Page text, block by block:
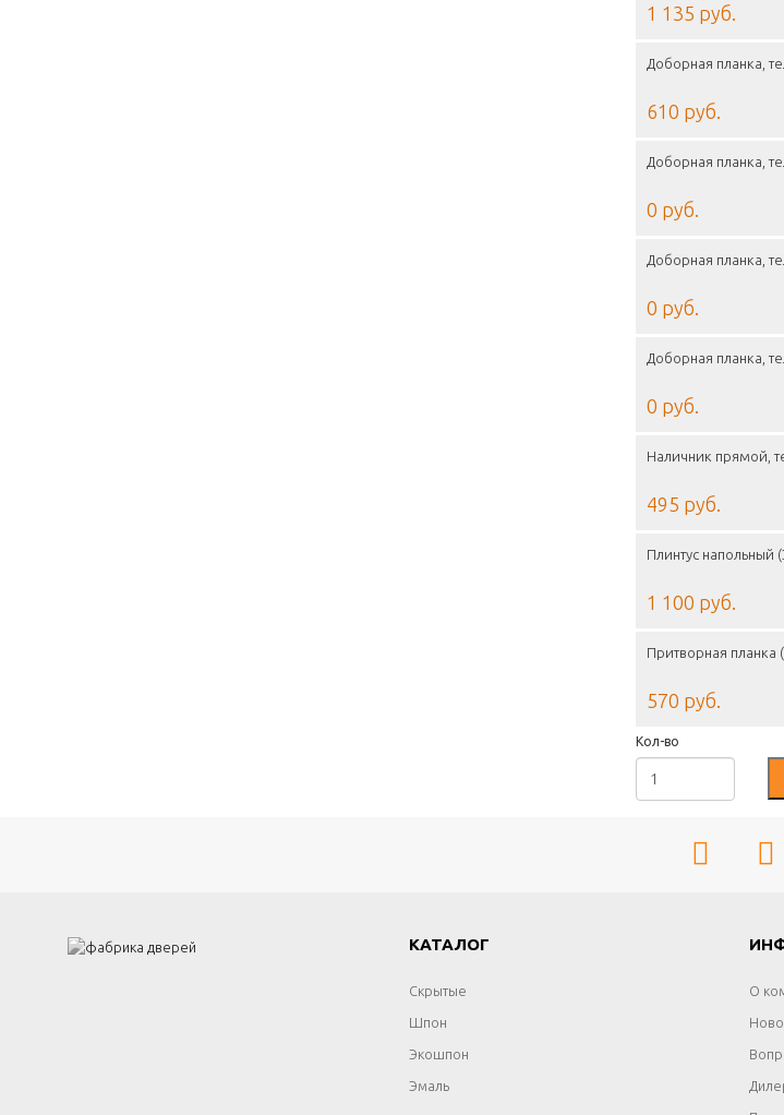
1 135 руб.
Доборная планка,
610 руб.
Доборная планка,
0 руб.
Доборная планка,
0 руб.
Доборная планка,
0 руб.
Наличник прямой,
495 руб.
Плинтус напольный
1 100 руб.
Притворная планка
570 руб.
Кол-во
КАТАЛОГ
Скрытые
Шпон
Экошпон
Эмаль
О